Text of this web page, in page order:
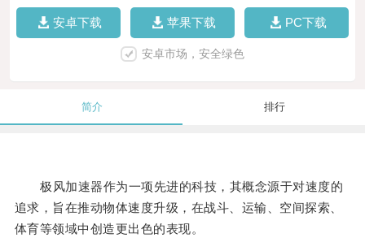
安卓下载 苹果下载 PC下载
安卓市场，安全绿色
简介 排行
极风加速器作为一项先进的科技，其概念源于对速度的
追求，旨在推动物体速度升级，在战斗、运输、空间探索、
体育等领域中创造更出色的表现。